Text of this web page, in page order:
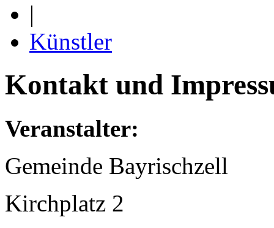
|
Künstler
Kontakt und
Veranstalter:
Gemeinde Bayrischzell
Kirchplatz 2